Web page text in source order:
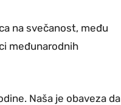
na svečanost, među
međunarodnih
Naša je obaveza da